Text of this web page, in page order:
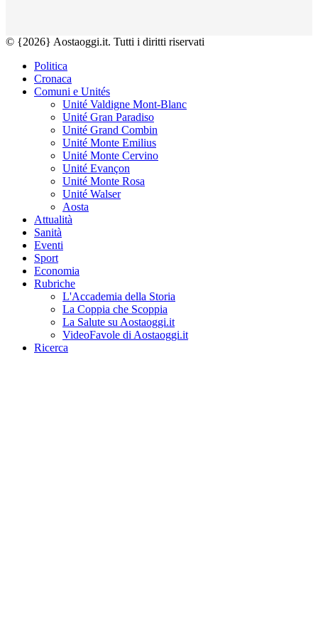
© {2026} Aostaoggi.it. Tutti i diritti riservati
Politica
Cronaca
Comuni e Unités
Unité Valdigne Mont-Blanc
Unité Gran Paradiso
Unité Grand Combin
Unité Monte Emilius
Unité Monte Cervino
Unité Evançon
Unité Monte Rosa
Unité Walser
Aosta
Attualità
Sanità
Eventi
Sport
Economia
Rubriche
L'Accademia della Storia
La Coppia che Scoppia
La Salute su Aostaoggi.it
VideoFavole di Aostaoggi.it
Ricerca